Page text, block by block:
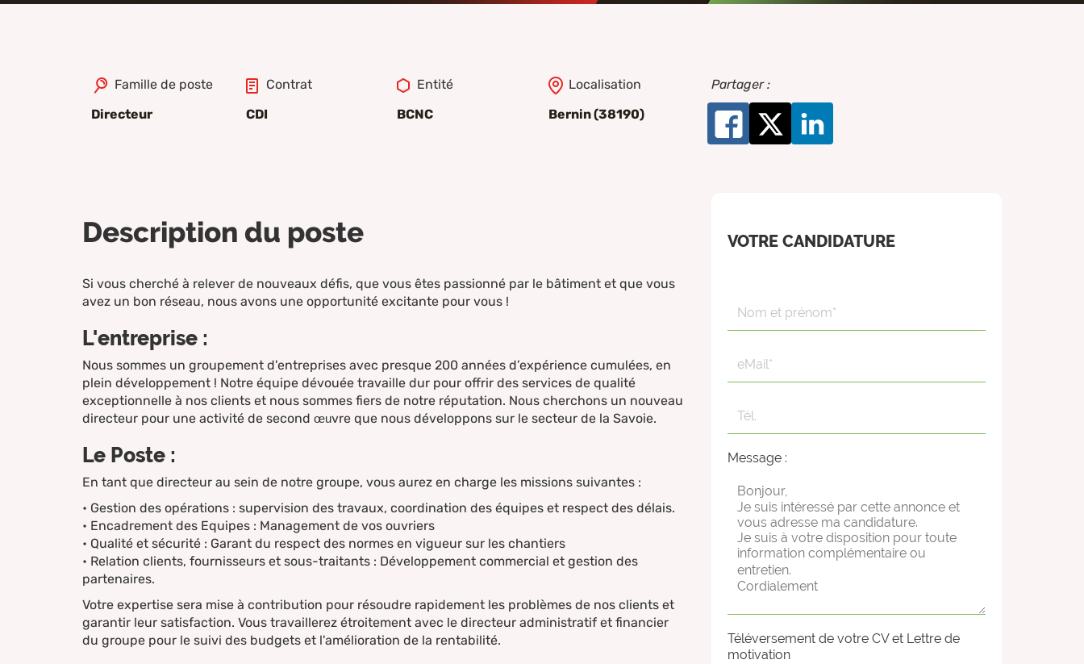
Famille de poste
Directeur
Contrat
CDI
Entité
BCNC
Localisation
Bernin (38190)
Partager :
Description du poste
Si vous cherché à relever de nouveaux défis, que vous êtes passionné par le bâtiment et que vous
avez un bon réseau, nous avons une opportunité excitante pour vous !
L'entreprise :
Nous sommes un groupement d'entreprises avec presque 200 années d’expérience cumulées, en
plein développement ! Notre équipe dévouée travaille dur pour offrir des services de qualité
exceptionnelle à nos clients et nous sommes fiers de notre réputation. Nous cherchons un nouveau
directeur pour une activité de second œuvre que nous développons sur le secteur de la Savoie.
Le Poste :
En tant que directeur au sein de notre groupe, vous aurez en charge les missions suivantes :
• Gestion des opérations : supervision des travaux, coordination des équipes et respect des délais.
• Encadrement des Equipes : Management de vos ouvriers
• Qualité et sécurité : Garant du respect des normes en vigueur sur les chantiers
• Relation clients, fournisseurs et sous-traitants : Développement commercial et gestion des
partenaires.
Votre expertise sera mise à contribution pour résoudre rapidement les problèmes de nos clients et
garantir leur satisfaction. Vous travaillerez étroitement avec le directeur administratif et financier
du groupe pour le suivi des budgets et l'amélioration de la rentabilité.
VOTRE CANDIDATURE
Message :
Téléversement de votre CV et Lettre de
motivation